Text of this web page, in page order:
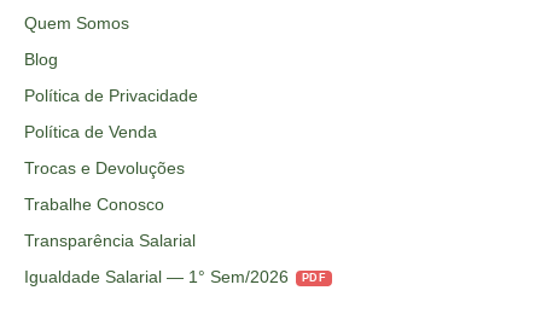
Quem Somos
Blog
Política de Privacidade
Política de Venda
Trocas e Devoluções
Trabalhe Conosco
Transparência Salarial
Igualdade Salarial — 1° Sem/2026
PDF